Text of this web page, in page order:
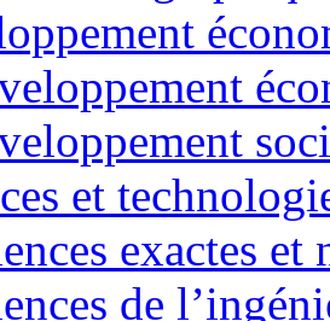
et
exactes et
de